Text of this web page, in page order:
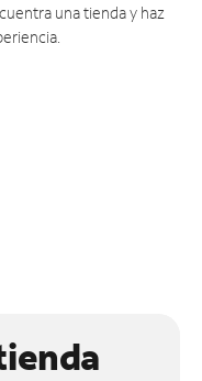
una tienda y haz